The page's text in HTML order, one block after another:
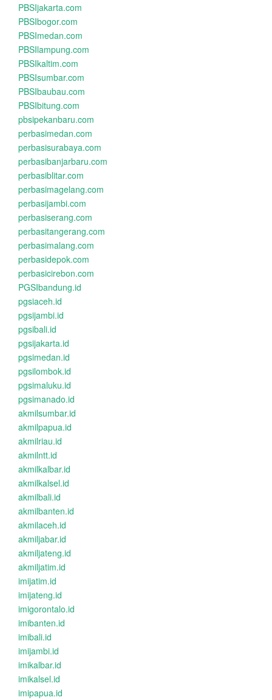
PBSIjakarta.com
PBSIbogor.com
PBSImedan.com
PBSIlampung.com
PBSIkaltim.com
PBSIsumbar.com
PBSIbaubau.com
PBSIbitung.com
pbsipekanbaru.com
perbasimedan.com
perbasisurabaya.com
perbasibanjarbaru.com
perbasiblitar.com
perbasimagelang.com
perbasijambi.com
perbasiserang.com
perbasitangerang.com
perbasimalang.com
perbasidepok.com
perbasicirebon.com
PGSIbandung.id
pgsiaceh.id
pgsijambi.id
pgsibali.id
pgsijakarta.id
pgsimedan.id
pgsilombok.id
pgsimaluku.id
pgsimanado.id
akmilsumbar.id
akmilpapua.id
akmilriau.id
akmilntt.id
akmilkalbar.id
akmilkalsel.id
akmilbali.id
akmilbanten.id
akmilaceh.id
akmiljabar.id
akmiljateng.id
akmiljatim.id
imijatim.id
imijateng.id
imigorontalo.id
imibanten.id
imibali.id
imijambi.id
imikalbar.id
imikalsel.id
imipapua.id